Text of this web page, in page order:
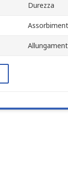
Durezza